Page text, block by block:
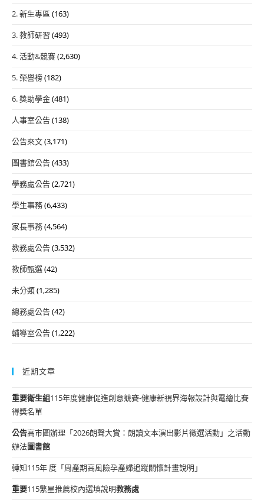
2. 新生專區 (163)
3. 教師研習 (493)
4. 活動&競賽(2,630)
5. 榮譽榜(182)
6. 獎助學金(481)
人事室公告(138)
公告來文(3,171)
圖書館公告(433)
學務處公告(2,721)
學生事務(6,433)
家長事務(4,564)
教務處公告(3,532)
教師甄選(42)
未分類(1,285)
總務處公告(42)
輔導室公告(1,222)
近期文章
重要衛生組115年度健康促進創意競賽-健康新視界海報設計與電繪比賽
得獎名單
公告高市圖辦理「2026朗聲大賞：朗讀文本演出影片徵選活動」之活動
辦法圖書館
轉知115年 度「周產期高風險孕產婦追蹤關懷計畫說明」
重要115繁星推薦校內選填說明教務處